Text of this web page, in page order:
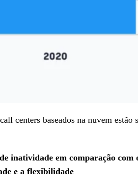
centers baseados na nuvem
inatividade em comparação com
e a flexibilidade